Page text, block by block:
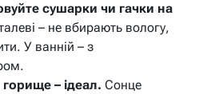
сушарки чи гачки на
– не вбирають вологу,
У ванній – з
– ідеал. Сонце